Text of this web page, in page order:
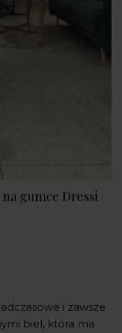
na gumce Dressi
i zawsze
biel, która ma